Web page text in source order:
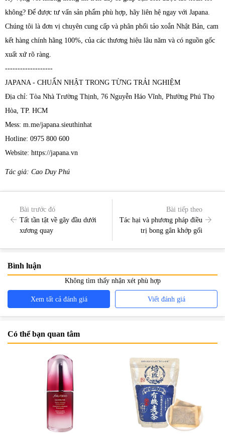
không? Để được tư vấn sản phẩm phù hợp, hãy liên hệ ngay với Japana.
Chúng tôi là đơn vị chuyên cung cấp và phân phối tảo xoắn Nhật Bản, cam
kết hàng chính hãng 100%, của các thương hiệu lâu năm và có nguồn gốc
xuất xứ rõ ràng.
-------------------
JAPANA - CHUẨN NHẬT TRONG TỪNG TRẢI NGHIỆM
Địa chỉ: Tòa Nhà Trường Thịnh, 76 Nguyễn Háo Vĩnh, Phường Phú Thọ
Hòa, TP. HCM
Mess: m.me/japana.sieuthinhat
Hotline: 0975 800 600
Website: https://japana.vn
Tác giả: Cao Duy Phú
Bài trước đó
Tất tần tật về gãy đầu dưới
xương quay
Bài tiếp theo
Tác hại và phương pháp điều
trị bong gân khớp gối
Bình luận
Không tìm thấy nhận xét phù hợp
Xem tất cả đánh giá Viết đánh giá
Có thể bạn quan tâm